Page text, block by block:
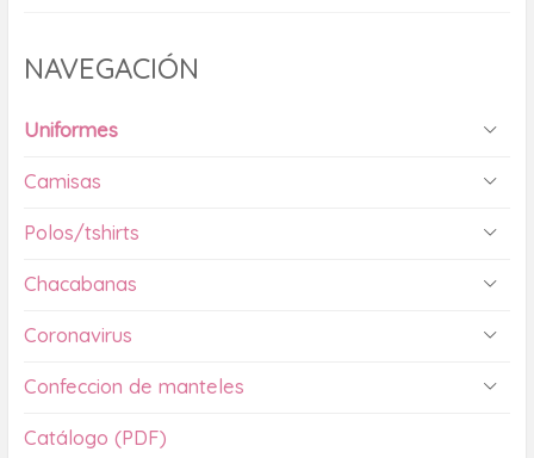
NAVEGACIÓN
Uniformes
Camisas
Polos/tshirts
Chacabanas
Coronavirus
Confeccion de manteles
Catálogo (PDF)